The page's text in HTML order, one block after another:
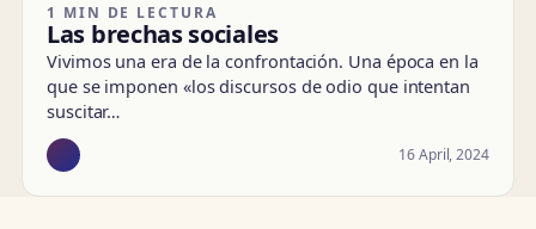
1 MIN DE LECTURA
Las brechas sociales
Vivimos una era de la confrontación. Una época en la
que se imponen «los discursos de odio que intentan
suscitar…
16 April, 2024